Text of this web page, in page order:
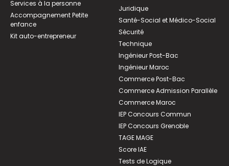
Services à la personne
Accompagnement Petite
enfance
Kit auto-entrepreneur
Juridique
Santé-Social et Médico-Social
Sécurité
Technique
Ingénieur Post-Bac
Ingénieur Maroc
Commerce Post-Bac
Commerce Admission Parallèle
Commerce Maroc
IEP Concours Commun
IEP Concours Grenoble
TAGE MAGE
Score IAE
Tests de Logique